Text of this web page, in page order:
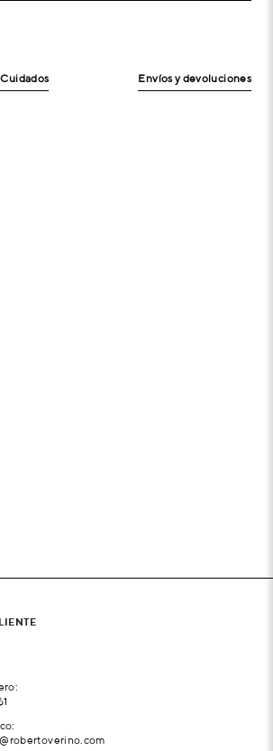
Envíos y devoluciones